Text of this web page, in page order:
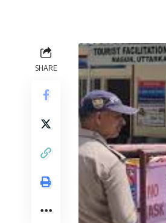
SHARE